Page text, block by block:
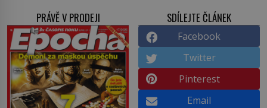
PRÁVĚ V PRODEJI SDÍLEJTE ČLÁNEK
Facebook
Twitter
Pinterest
Email